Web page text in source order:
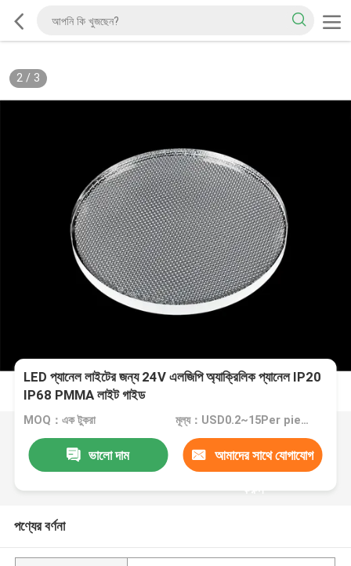
2/ 3
LED প্যানেল লাইটের জন্য 24V এলজিপি অ্যাক্রিলিক প্যানেল IP20
IP68 PMMA লাইট গাইড
MOQ：এক টুকরা মূল্য：USD0.2~15Per piece
ভালো দাম আমাদের সাথে যোগাযোগ
করুন
পণ্যের বর্ণনা